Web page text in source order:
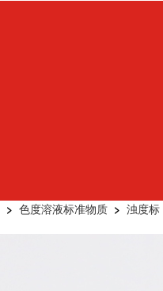
> 色度溶液标准物质 > 浊度标